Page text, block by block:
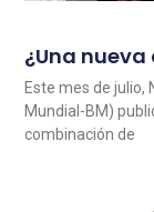
¿Una
Este mes de julio,
Mundial-BM)
combinación de